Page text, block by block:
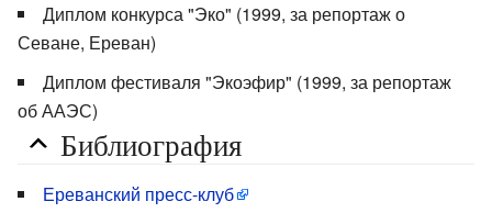
Диплом конкурса "Эко" (1999, за репортаж о
Севане, Ереван)
Диплом фестиваля "Экоэфир" (1999, за репортаж
об ААЭС)
Библиография
Ереванский пресс-клуб